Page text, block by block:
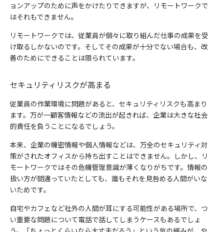
ョンアップのために声をかけたりできますが、リモートワークで
はそれもできません。
リモートワークでは、従業員が個々に取り組んだ仕事の成果を受
け取るしかないのです。そしてその成果が十分でない場合も、改
善のためにできることは限られています。
セキュリティリスクが高まる
従業員の作業環境に問題があると、セキュリティリスクも高まり
ます。万が一顧客情報などの流出が起きれば、企業は大きな社会
的責任を負うことになるでしょう。
本来、企業の機密情報や個人情報などは、万全のセキュリティ対
策がされたオフィスから持ち出すことはできません。しかし、リ
モートワークではその危機管理意識が薄くなりがちです。情報の
扱い方が間違っていたとしても、誰もそれを見咎める人間がいな
いためです。
自宅やカフェなど社外の人間が耳にする可能性がある場所で、つ
い重要な問題について電話で話してしまうケースもあるでしょ